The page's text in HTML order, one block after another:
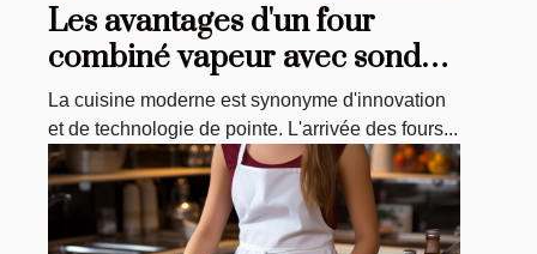
Les avantages d'un four
combiné vapeur avec sonde
et caméra intégrée
La cuisine moderne est synonyme d'innovation
et de technologie de pointe. L'arrivée des fours...